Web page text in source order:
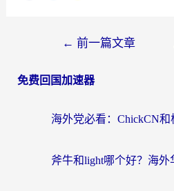
← 前一篇文章
免费回国加速器